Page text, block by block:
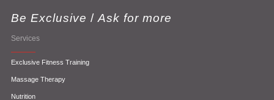
Be Exclusive / Ask for more
Services
Exclusive Fitness Training
Massage Therapy
Nutrition